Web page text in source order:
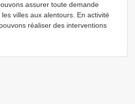
assurer toute demande
les villes aux alentours. En activité
réaliser des interventions